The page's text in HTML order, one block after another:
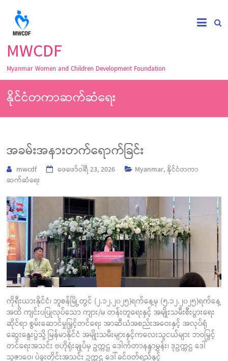
MWCDF
Myanmar Women and Children Development Foundation
နိုင်ငံတကာဆက်ဆံရေး
အခမ်းအနားတက်ရောက်ခြင်း
mwcdf ဖေ‌ဖော်ဝါရီ 23, 2026 Myanmar,နိုင်ငံတကာ
ဆက်ဆံရေး
ကိုရီးယားနိုင်ငံ၊ ဘူစန်မြို့တွင် (၂.၁၂.၂၀၂၅)ရက်နေ့မှ (၅.၁၂.၂၀၂၅)ရက်နေ့
အထိ ကျင်းပပြုလုပ်သော ကျား/မ တန်းတူရေးနှင့် အမျိုးသမီးစီးပွားရေး
ဆိုင်ရာ စွမ်းဆောင်မှုမြှင့်တင်ရေး အာဆီယံအစည်းအဝေးနှင့် အလုပ်ရုံ
ဆွေးနွေးပွဲသို့ မြန်မာနိုင်ငံ အမျိုးသမီးများနှင့်ကလေးသူငယ်များ ဘဝမြှင့်
တင်ရေးအသင်း ဗဟိုရုံးချုပ်မှ ဥက္ကဌ ဒေါက်တာနန္ဒာမွှန်း၊ ဒုဥက္ကဌ ဒေါ်
သူဇာဝေ၊ ပဲခူးတိုင်းအသင်း ဥက္ကဌ ဒေါ်ခင်ဝတ်ရည်နှင့်